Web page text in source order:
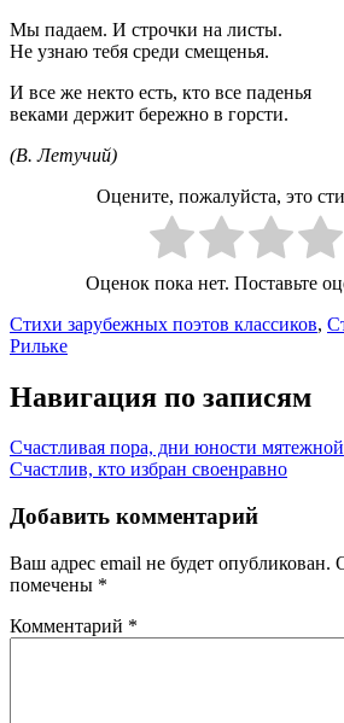
Мы падаем. И строчки на листы.
Не узнаю тебя среди смещенья.
И все же некто есть, кто все паденья
веками держит бережно в горсти.
(В. Летучий)
Оцените, пожалуйста, это
Оценок пока нет. Поставьте
Стихи зарубежных поэтов классиков,
Рильке
Навигация по записям
Счастливая пора, дни юности мятежной
Счастлив, кто избран своенравно
Добавить комментарий
Ваш адрес email не будет опубликован.
помечены *
Комментарий *